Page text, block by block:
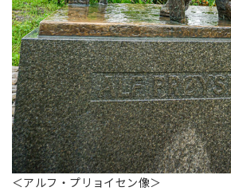
＜アルフ・プリョイセン像＞